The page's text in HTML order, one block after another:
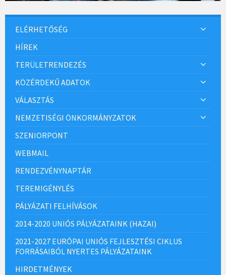
ELÉRHETŐSÉG
HÍREK
TERÜLETRENDEZÉS
KÖZÉRDEKŰ ADATOK
VÁLASZTÁS
NEMZETISÉGI ÖNKORMÁNYZATOK
SZENIORPONT
WEBMAIL
RENDEZVÉNYNAPTÁR
TEREMIGÉNYLÉS
PÁLYÁZATI FELHÍVÁSOK
2014-2020 UNIÓS PÁLYÁZATAINK (HAZAI)
2021-2027 EURÓPAI UNIÓS FEJLESZTÉSI CIKLUS
FORRÁSAIBÓL NYERTES PÁLYÁZATAINK
HIRDETMÉNYEK